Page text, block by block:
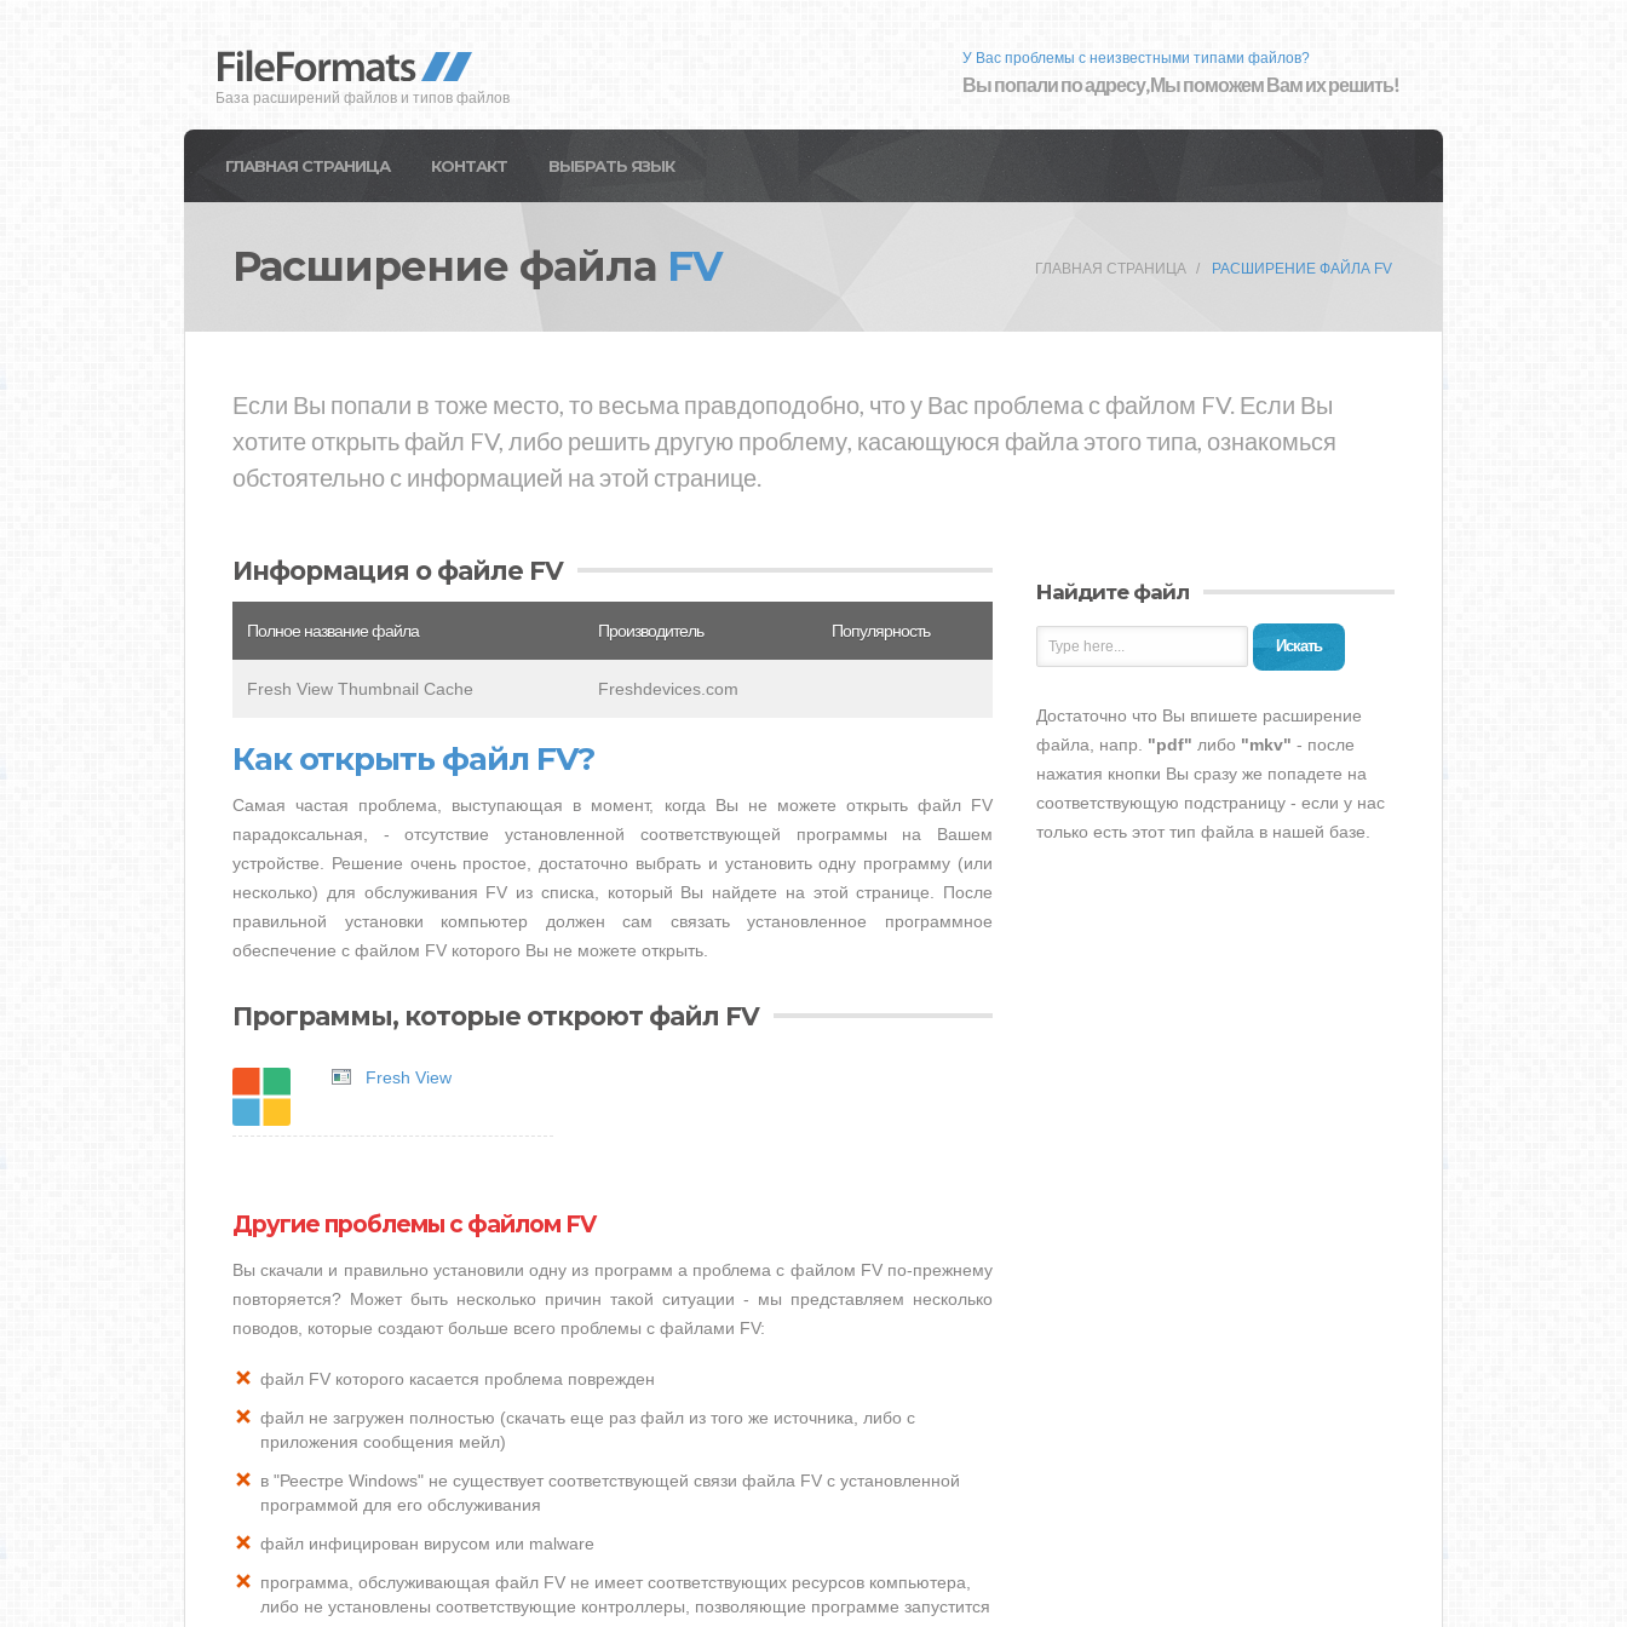
База расширений файлов и типов файлов
У Вас проблемы с неизвестными типами файлов?
Вы попали по адресу, Мы поможем Вам их решить!
ГЛАВНАЯ СТРАНИЦА КОНТАКТ ВЫБРАТЬ ЯЗЫК
Расширение файла FV ГЛАВНАЯ СТРАНИЦА РАСШИРЕНИЕ ФАЙЛА FV
Если Вы попали в тоже место, то весьма правдоподобно, что у Вас проблема с файлом FV. Если Вы
хотите открыть файл FV, либо решить другую проблему, касающуюся файла этого типа, ознакомься
обстоятельно с информацией на этой странице.
Информация о файле FV
Полное название файла Производитель Популярность
Fresh View Thumbnail Cache Freshdevices.com
Как открыть файл FV?
Самая частая проблема, выступающая в момент, когда Вы не можете открыть файл FV
парадоксальная, - отсутствие установленной соответствующей программы на Вашем
устройстве. Решение очень простое, достаточно выбрать и установить одну программу (или
несколько) для обслуживания FV из списка, который Вы найдете на этой странице. После
правильной установки компьютер должен сам связать установленное программное
обеспечение с файлом FV которого Вы не можете открыть.
Программы, которые откроют файл FV
Fresh View
Другие проблемы с файлом FV
Вы скачали и правильно установили одну из программ а проблема с файлом FV по-прежнему
повторяется? Может быть несколько причин такой ситуации - мы представляем несколько
поводов, которые создают больше всего проблемы с файлами FV:
файл FV которого касается проблема поврежден
файл не загружен полностью (скачать еще раз файл из того же источника, либо с
приложения сообщения мейл)
в "Реестре Windows" не существует соответствующей связи файла FV с установленной
программой для его обслуживания
файл инфицирован вирусом или malware
программа, обслуживающая файл FV не имеет соответствующих ресурсов компьютера,
либо не установлены соответствующие контроллеры, позволяющие программе запустится
Найдите файл
Искать
Достаточно что Вы впишете расширение
файла, напр. "pdf" либо "mkv" - после
нажатия кнопки Вы сразу же попадете на
соответствующую подстраницу - если у нас
только есть этот тип файла в нашей базе.